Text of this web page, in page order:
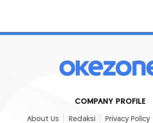
COMPANY PROFILE
About Us Redaksi Privacy Policy